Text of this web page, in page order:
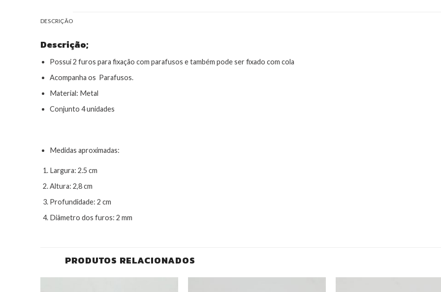
DESCRIÇÃO
Descrição;
Possui 2 furos para fixação com parafusos e também pode ser fixado com cola
Acompanha os Parafusos.
Material: Metal
Conjunto 4 unidades
Medidas aproximadas:
Largura: 2.5 cm
Altura: 2,8 cm
Profundidade: 2 cm
Diâmetro dos furos: 2 mm
PRODUTOS RELACIONADOS